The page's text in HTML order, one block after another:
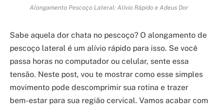
Alongamento Pescoço Lateral: Alívio Rápido e Adeus Dor
Sabe aquela dor chata no pescoço? O alongamento de
pescoço lateral é um alívio rápido para isso. Se você
passa horas no computador ou celular, sente essa
tensão. Neste post, vou te mostrar como esse simples
movimento pode descomprimir sua rotina e trazer
bem-estar para sua região cervical. Vamos acabar com